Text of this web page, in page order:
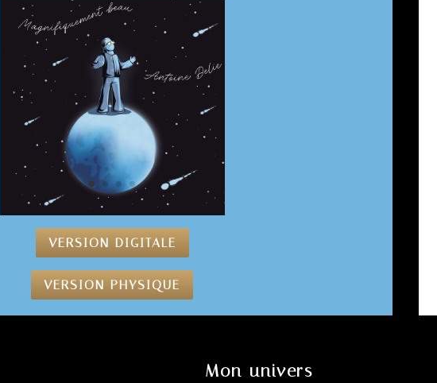
VERSION DIGITALE
VERSION PHYSIQUE
Mon univers